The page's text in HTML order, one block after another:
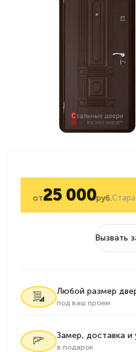
от25 000руб.
Вызвать
Любой размер
под ваш проем
Замер, доставка и
в подарок